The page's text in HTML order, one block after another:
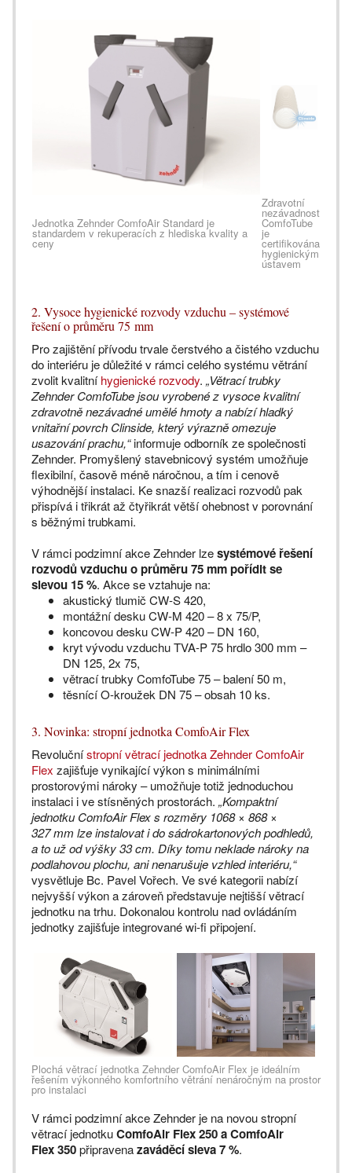
Jednotka Zehnder ComfoAir Standard je
standardem v rekuperacích z hlediska kvality a
ceny
Zdravotní
nezávadnost
ComfoTube
je
certifikována
hygienickým
ústavem
2. Vysoce hygienické rozvody vzduchu – systémové
řešení o průměru 75 mm
Pro zajištění přívodu trvale čerstvého a čistého vzduchu
do interiéru je důležité v rámci celého systému větrání
zvolit kvalitníhygienické rozvody. „Větrací trubky
Zehnder ComfoTube jsou vyrobené z vysoce kvalitní
zdravotně nezávadné umělé hmoty a nabízí hladký
vnitařní povrch Clinside, který výrazně omezuje
usazování prachu,“informuje odborník ze společnosti
Zehnder. Promyšlený stavebnicový systém umožňuje
flexibilní, časově méně náročnou, a tím i cenově
výhodnější instalaci. Ke snazší realizaci rozvodů pak
přispívá i třikrát až čtyřikrát větší ohebnost v porovnání
s běžnými trubkami.
V rámci podzimní akce Zehnder lzesystémové řešení
rozvodů vzduchu o průměru 75 mm pořídit se
slevou 15 %. Akce se vztahuje na:
akustický tlumič CW-S 420,
montážní desku CW-M 420 – 8 x 75/P,
koncovou desku CW-P 420 – DN 160,
kryt vývodu vzduchu TVA-P 75 hrdlo 300 mm –
DN 125, 2x 75,
větrací trubky ComfoTube 75 – balení 50 m,
těsnící O-kroužek DN 75 – obsah 10 ks.
3. Novinka: stropní jednotka ComfoAir Flex
Revolučnístropní větrací jednotka Zehnder ComfoAir
Flex zajišťuje vynikající výkon s minimálními
prostorovými nároky – umožňuje totiž jednoduchou
instalaci i ve stísněných prostorách. „Kompaktní
jednotku ComfoAir Flex s rozměry 1068 × 868 ×
327 mm lze instalovat i do sádrokartonových podhledů,
a to už od výšky 33 cm. Díky tomu neklade nároky na
podlahovou plochu, ani nenarušuje vzhled interiéru,“
vysvětluje Bc. Pavel Vořech. Ve své kategorii nabízí
nejvyšší výkon a zároveň představuje nejtišší větrací
jednotku na trhu. Dokonalou kontrolu nad ovládáním
jednotky zajišťuje integrované wi-fi připojení.
Plochá větrací jednotka Zehnder ComfoAir Flex je ideálním
řešením výkonného komfortního větrání nenáročným na prostor
pro instalaci
V rámci podzimní akce Zehnder je na novou stropní
větrací jednotkuComfoAir Flex 250 a ComfoAir
Flex 350připravenazaváděcí sleva 7 %.